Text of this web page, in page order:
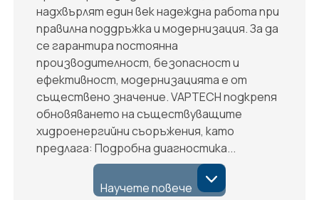
надхвърлят един век надеждна работа при
правилна поддръжка и модернизация. За да
се гарантира постоянна
производителност, безопасност и
ефективност, модернизацията е от
съществено значение. VAPTECH подкрепя
обновяването на съществуващите
хидроенергийни съоръжения, като
предлага: Подробна диагностика...
Научете повече